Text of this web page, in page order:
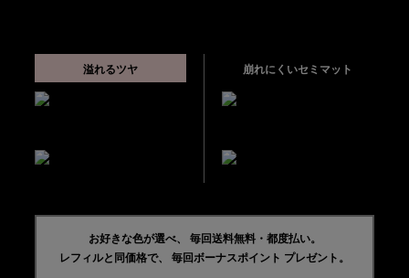
溢れるツヤ 崩れにくいセミマット
お好きな色が選べ、 毎回送料無料・都度払い。
レフィルと同価格で、 毎回ボーナスポイント プレゼント。